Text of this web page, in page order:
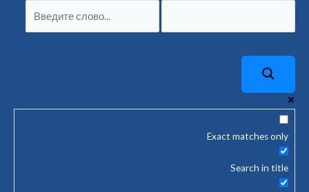
Exact matches only
Search in title